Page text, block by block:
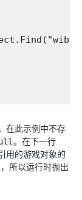
在此示例中不存
。在下一行
用的游戏对象的
所以运行时抛出